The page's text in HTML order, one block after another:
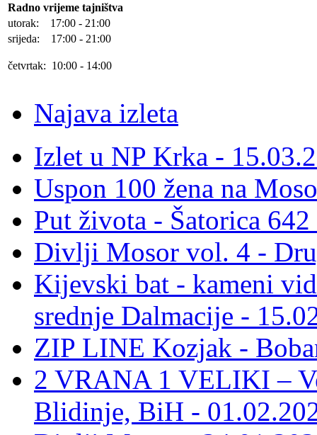
Radno vrijeme tajništva
utorak: 17:00 - 21:00
srijeda: 17:00 - 21:00
četvrtak: 10:00 - 14:00
Najava izleta
Izlet u NP Krka -
Uspon 100 žena na
Put života - Šatorica
Divlji Mosor vol. 4 -
Kijevski bat - kameni
srednje Dalmacije -
ZIP LINE Kozjak -
2 VRANA 1 VELIKI –
Blidinje, BiH -